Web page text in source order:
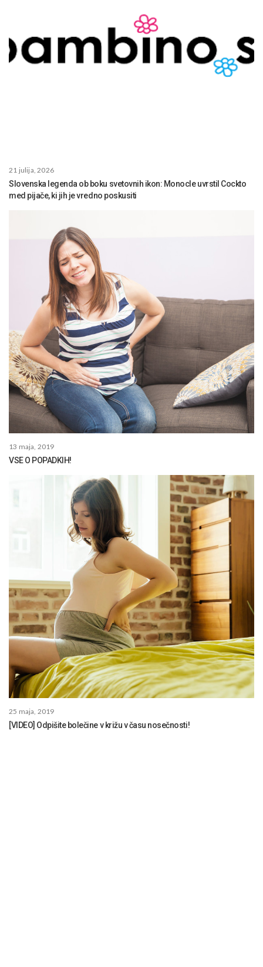
21 julija, 2026
Slovenska legenda ob boku svetovnih ikon: Monocle uvrstil Cockto
med pijače, ki jih je vredno poskusiti
13 maja, 2019
VSE O POPADKIH!
25 maja, 2019
[VIDEO] Odpišite bolečine v križu v času nosečnosti!